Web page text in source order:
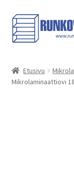
Siirry
navigointiin
Siirry
sisältöön
Kauppa
Etusivu
Mikrolaminaattiovi